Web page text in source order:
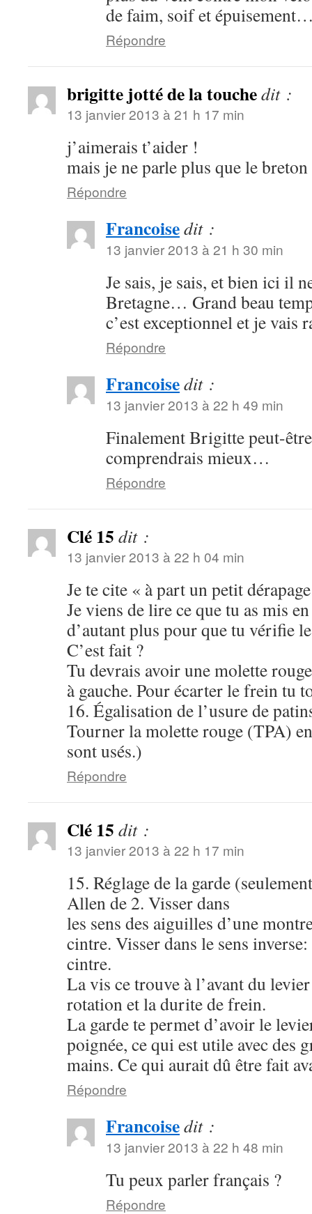
de faim, soif et
Répondre
brigitte jotté de la touchedit :
13 janvier 2013 à 21 h 17 min
j’aimerais t’aider !
mais je ne parle plus que le
Répondre
Francoisedit :
13 janvier 2013 à 21 h 30 min
Je sais, je sais, et bien ici il
Bretagne… Grand beau
c’est exceptionnel et je vais
Répondre
Francoisedit :
13 janvier 2013 à 22 h 49 min
Finalement Brigitte peut-
comprendrais mieux…
Répondre
Clé 15 dit :
13 janvier 2013 à 22 h 04 min
Je te cite « à part un petit
Je viens de lire ce que tu as mis
d’autant plus pour que tu vérifie
C’est fait ?
Tu devrais avoir une molette
à gauche. Pour écarter le frein tu
16. Égalisation de l’usure de
Tourner la molette rouge (TPA)
sont usés.)
Répondre
Clé 15 dit :
13 janvier 2013 à 22 h 17 min
15. Réglage de la garde
Allen de 2. Visser dans
les sens des aiguilles d’une
cintre. Visser dans le sens
cintre.
La vis ce trouve à l’avant du
rotation et la durite de frein.
La garde te permet d’avoir le
poignée, ce qui est utile avec des
mains. Ce qui aurait dû être fait
Répondre
Francoisedit :
13 janvier 2013 à 22 h 48 min
Tu peux parler français ?
Répondre